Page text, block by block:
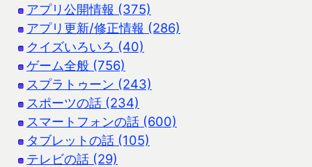
アプリ公開情報 (375)
アプリ更新/修正情報 (286)
クイズいろいろ (40)
ゲーム全般 (756)
スプラトゥーン (243)
スポーツの話 (234)
スマートフォンの話 (600)
タブレットの話 (105)
テレビの話 (29)